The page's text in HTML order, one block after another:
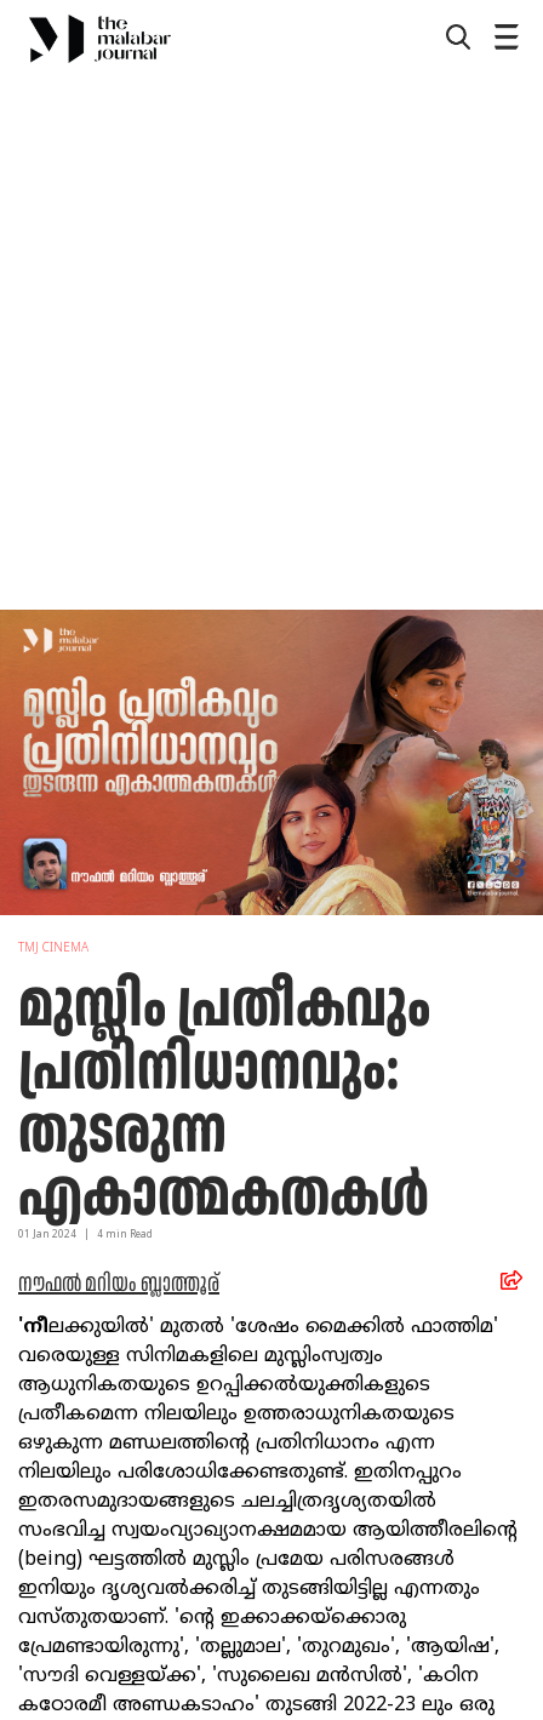
TMJ CINEMA
മുസ്ലിം പ്രതീകവും
പ്രതിനിധാനവും:
തുടരുന്ന
എകാത്മകതകള്‍
01 Jan 2024 4 min Read
നൗഫല്‍ മറിയം ബ്ലാത്തൂര്
'നീലക്കുയില്‍' മുതല്‍ 'ശേഷം മൈക്കില്‍ ഫാത്തിമ'
വരെയുള്ള സിനിമകളിലെ മുസ്ലിംസ്വത്വം
ആധുനികതയുടെ ഉറപ്പിക്കല്‍യുക്തികളുടെ
പ്രതീകമെന്ന നിലയിലും ഉത്തരാധുനികതയുടെ
ഒഴുകുന്ന മണ്ഡലത്തിന്റെ പ്രതിനിധാനം എന്ന
നിലയിലും പരിശോധിക്കേണ്ടതുണ്ട്. ഇതിനപ്പുറം
ഇതരസമുദായങ്ങളുടെ ചലച്ചിത്രദൃശ്യതയില്‍
സംഭവിച്ച സ്വയംവ്യാഖ്യാനക്ഷമമായ ആയിത്തീരലിന്റെ
(being) ഘട്ടത്തില്‍ മുസ്ലിം പ്രമേയ പരിസരങ്ങള്‍
ഇനിയും ദൃശ്യവല്‍ക്കരിച്ച് തുടങ്ങിയിട്ടില്ല എന്നതും
വസ്തുതയാണ്. 'ന്റെ ഇക്കാക്കയ്‌ക്കൊരു
പ്രേമണ്ടായിരുന്നു', 'തല്ലുമാല', 'തുറമുഖം', 'ആയിഷ',
'സൗദി വെള്ളയ്ക്ക', 'സുലൈഖ മന്‍സില്‍', 'കഠിന
കഠോരമീ അണ്ഡകടാഹം' തുടങ്ങി 2022-23 ലും ഒരു